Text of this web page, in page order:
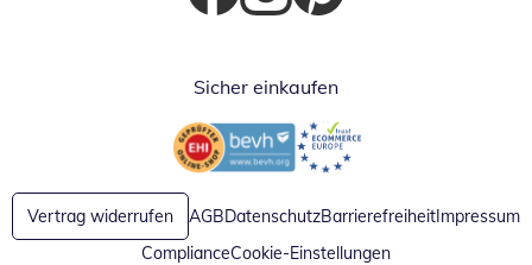
Öffnet in neuem Fenster
Öffnet in neuem Fenster
Öffnet in neuem Fenster
Sicher einkaufen
Öffnet in neuem FensterÖffnet in neuem Fenster
Vertrag widerrufen AGBDatenschutzBarrierefreiheitImpressum
ComplianceCookie-Einstellungen